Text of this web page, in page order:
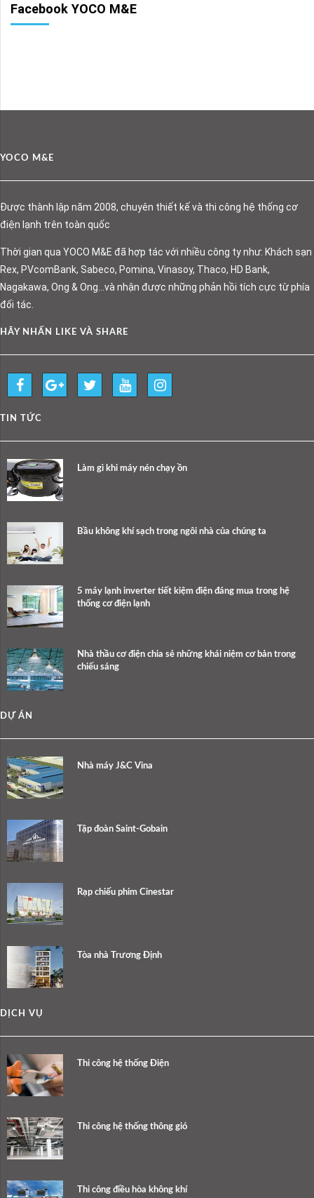
Facebook YOCO M&E
YOCO M&E
Được thành lập năm 2008, chuyên thiết kế và thi công hệ thống cơ
điện lạnh trên toàn quốc
Thời gian qua YOCO M&E đã hợp tác với nhiều công ty như: Khách sạn
Rex, PVcomBank, Sabeco, Pomina, Vinasoy, Thaco, HD Bank,
Nagakawa, Ong & Ong…và nhận được những phản hồi tích cực từ phía
đối tác.
HÃY NHẤN LIKE VÀ SHARE
TIN TỨC
Làm gì khi máy nén chạy ồn
Bầu không khí sạch trong ngôi nhà của chúng ta
5 máy lạnh inverter tiết kiệm điện đáng mua trong hệ
thống cơ điện lạnh
Nhà thầu cơ điện chia sẻ những khái niệm cơ bản trong
chiếu sáng
DỰ ÁN
Nhà máy J&C Vina
Tập đoàn Saint-Gobain
Rạp chiếu phim Cinestar
Tòa nhà Trương Định
DỊCH VỤ
Thi công hệ thống Điện
Thi công hệ thống thông gió
Thi công điều hòa không khí